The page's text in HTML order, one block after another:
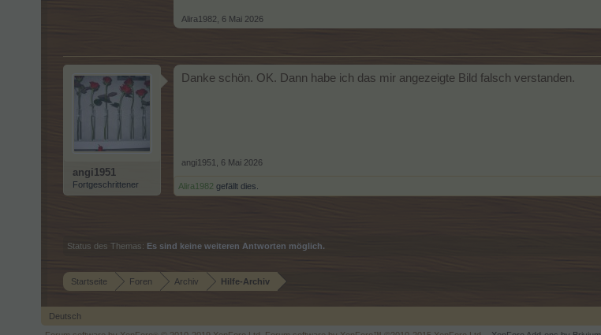
Alira1982 6 Mai 2026
angi1951
Fortgeschrittener
Danke schön. OK. Dann habe ich das mir angezeigte Bild falsch verstanden.
angi1951 6 Mai 2026
Alira1982 gefällt dies.
Status des Themas: Es sind keine weiteren Antworten möglich.
Startseite Foren Archiv Hilfe-Archiv
Deutsch